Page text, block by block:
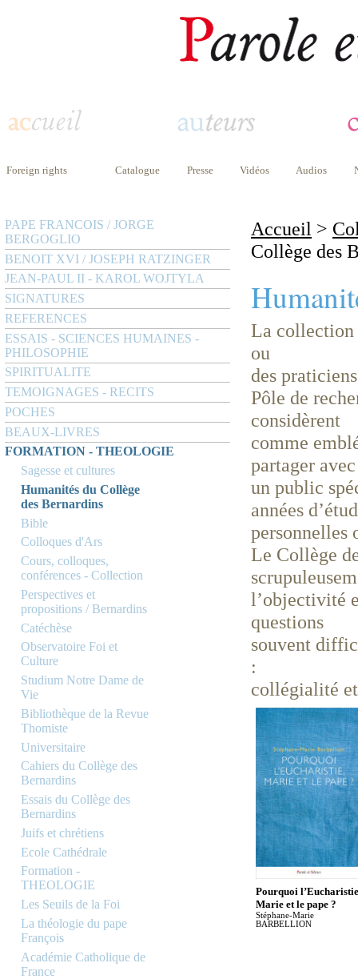
Foreign rights Catalogue Presse Vidéos Audios
PAPE FRANCOIS / JORGE
BERGOGLIO
BENOIT XVI / JOSEPH RATZINGER
JEAN-PAUL II - KAROL WOJTYLA
SIGNATURES
REFERENCES
ESSAIS - SCIENCES HUMAINES -
PHILOSOPHIE
SPIRITUALITE
TEMOIGNAGES - RECITS
POCHES
BEAUX-LIVRES
FORMATION - THEOLOGIE
Sagesse et cultures
Humanités du Collège
des Bernardins
Bible
Colloques d'Ars
Cours, colloques,
conférences - Collection
Perspectives et
propositions / Bernardins
Catéchèse
Observatoire Foi et
Culture
Studium Notre Dame de
Vie
Bibliothèque de la Revue
Thomiste
Universitaire
Cahiers du Collège des
Bernardins
Essais du Collège des
Bernardins
Juifs et chrétiens
Ecole Cathédrale
Formation -
THEOLOGIE
Les Seuils de la Foi
La théologie du pape
François
Académie Catholique de
France
Accueil >
Collège des
La collection
ou
des
Pôle de
considèrent
comme
partager
un public
années
personnelles
Le Collège
l’objectivité
questions
souvent
:
collégialité
Pourquoi
Marie et le pape ?
Stéphane-Marie
BARBELLION